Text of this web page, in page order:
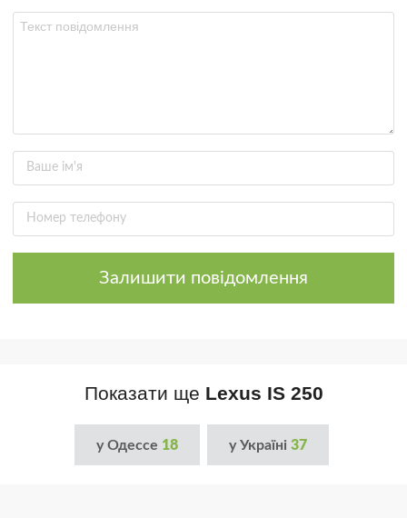
Залишити повідомлення
Показати ще Lexus IS 250
у Одессе 18 у Україні 37